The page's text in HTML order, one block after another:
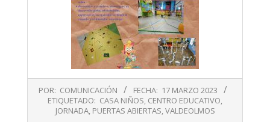
03-
POR: COMUNICACIÓN FECHA: 17 MARZO 2023
ETIQUETADO: CASA NIÑOS, CENTRO EDUCATIVO,
JORNADA, PUERTAS ABIERTAS,VALDEOLMOS